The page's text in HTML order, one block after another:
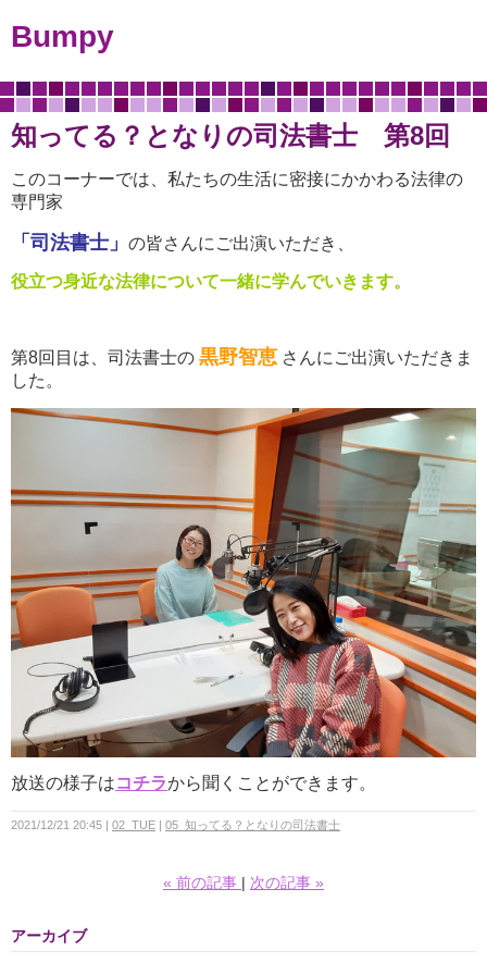
Bumpy
知ってる？となりの司法書士 第8回
このコーナーでは、私たちの生活に密接にかかわる法律の
専門家
「司法書士」 の皆さんにご出演いただき、
役立つ身近な法律について一緒に学んでいきます。
第8回目は、司法書士の 黒野智恵 さんにご出演いただきま
した。
放送の様子はコチラから聞くことができます。
2021/12/21 20:45 02_TUE 05_知ってる？となりの司法書士
« 前の記事 次の記事 »
アーカイブ